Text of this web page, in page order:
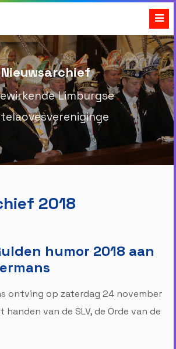
Nieuwsarchief
Limburgse
2018
humor 2018 aan
ontving op zaterdag 24 november
handen van de SLV, de Orde van de